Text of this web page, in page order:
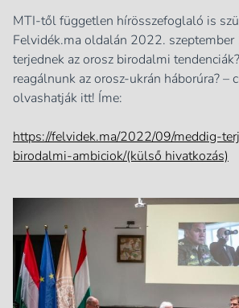
MTI-től független hírösszefoglaló is
Felvidék.ma oldalán 2022.
terjednek az orosz birodalmi
reagálnunk az orosz-ukrán háborúra? –
olvashatják itt! Íme:
https://felvidek.ma/2022/09/meddig-
birodalmi-ambiciok/(külső hivatkozás)